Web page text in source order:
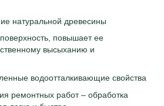
натуральной древесины
повышает ее
высыханию и
водоотталкивающие свойства
ремонтных работ – обработка